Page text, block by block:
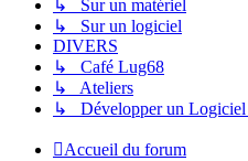
↳ Sur un matériel
↳ Sur un logiciel
DIVERS
↳ Café Lug68
↳ Ateliers
↳ Développer un
Accueil du forum